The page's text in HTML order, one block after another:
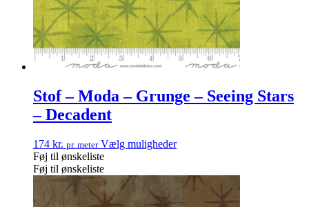
Stof – Moda – Grunge – Seeing Stars
– Decadent
174 kr. pr. meter Vælg muligheder
Føj til ønskeliste
Føj til ønskeliste